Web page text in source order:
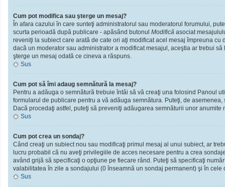
Cum pot modifica sau şterge un mesaj?
În afara cazului în care sunteţi administratorul sau moderatorul forumului,
scurta perioadă după publicare - apăsând butonul Modifică asociat
reveniţi la subiect care arată de cate ori aţi modificat acel mesaj împreuna
dacă un moderator sau administrator a modificat mesajul, aceştia ar trebui
şterge un mesaj odată ce cineva a răspuns.
Sus
Cum pot să îmi adaug semnătură la mesaj?
Pentru a adăuga o semnătură trebuie întâi să vă creaţi una folosind Panoul
formularul de publicare pentru a vă adăuga semnătura. Puteţi, de
Dacă procedaţi astfel, puteţi să preveniţi adăugarea semnăturii unor
Sus
Cum pot crea un sondaj?
Când creaţi un subiect nou sau modificaţi primul mesaj al unui subiect, ar
lucru probabil că nu aveţi privilegiile de acces necesare pentru a crea
având grijă să specificaţi o opţiune pe fiecare rând. Puteţi să specificaţi
valabilitatea în zile a sondajului (0 înseamnă un sondaj permanent) şi în
Sus